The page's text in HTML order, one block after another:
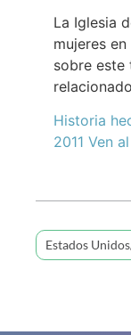
La Iglesia
mujeres
sobre este
Historia
2011 Ven
Estados